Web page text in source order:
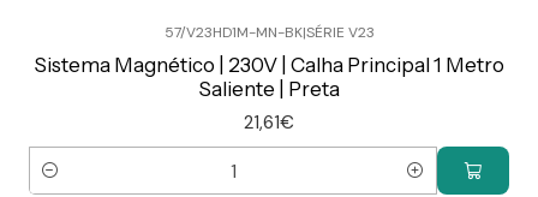
57/V23HD1M-MN-BK|SÉRIE V23
Sistema Magnético | 230V | Calha Principal 1 Metro
Saliente | Preta
21,61€
Quantidade